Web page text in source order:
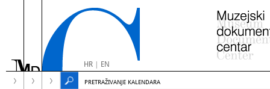
HR| EN
PRETRAŽIVANJE KALENDARA